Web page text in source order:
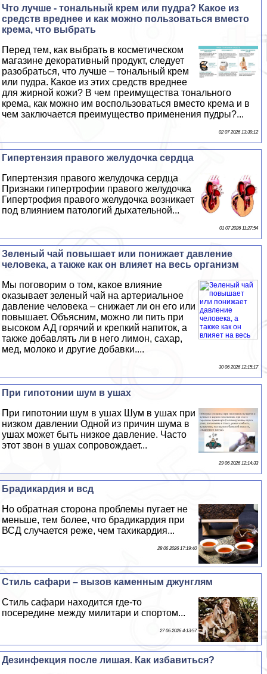
Что лучше - тональный крем или пудра? Какое из
средств вреднее и как можно пользоваться вместо
крема, что выбрать
Перед тем, как выбрать в косметическом
магазине декоративный продукт, следует
разобраться, что лучше – тональный крем
или пудра. Какое из этих средств вреднее
для жирной кожи? В чем преимущества тонального
крема, как можно им воспользоваться вместо крема и в
чем заключается преимущество применения пудры?...
02 07 2026 13:39:12
Гипертензия правого желудочка сердца
Гипертензия правого желудочка сердца
Признаки гипертрофии правого желудочка
Гипертрофия правого желудочка возникает
под влиянием патологий дыхательной...
01 07 2026 11:27:54
Зеленый чай повышает или понижает давление
человека, а также как он влияет на весь организм
Мы поговорим о том, какое влияние
оказывает зеленый чай на артериальное
давление человека – снижает ли он его или
повышает. Объясним, можно ли пить при
высоком АД горячий и крепкий напиток, а
также добавлять ли в него лимон, сахар,
мед, молоко и другие добавки....
30 06 2026 12:15:17
При гипотонии шум в ушах
При гипотонии шум в ушах Шум в ушах при
низком давлении Одной из причин шума в
ушах может быть низкое давление. Часто
этот звон в ушах сопровождает...
29 06 2026 12:14:33
Брадикардия и всд
Но обратная сторона проблемы пугает не
меньше, тем более, что брадикардия при
ВСД случается реже, чем тахикардия...
28 06 2026 17:19:40
Стиль сафари – вызов каменным джунглям
Стиль сафари находится где-то
посередине между милитари и спортом...
27 06 2026 4:13:57
Дезинфекция после лишая. Как избавиться?